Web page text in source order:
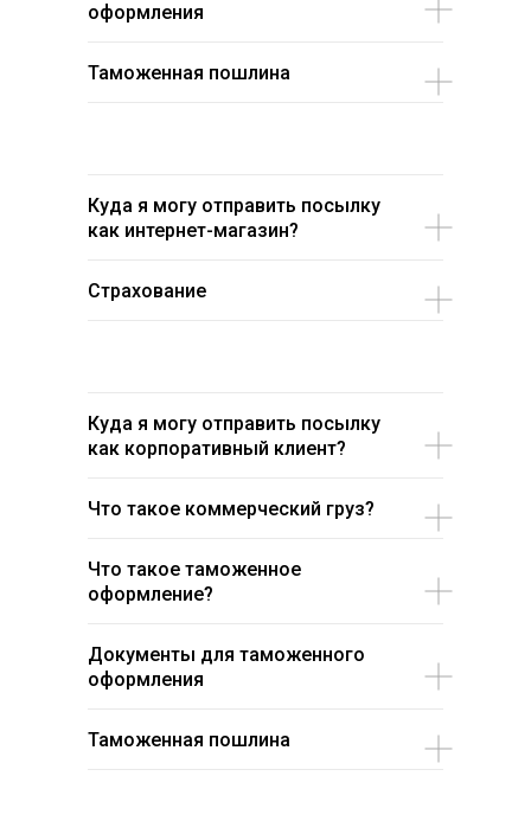
оформления
Таможенная пошлина
Куда я могу отправить посылку
как интернет-магазин?
Страхование
Куда я могу отправить посылку
как корпоративный клиент?
Что такое коммерческий груз?
Что такое таможенное
оформление?
Документы для таможенного
оформления
Таможенная пошлина